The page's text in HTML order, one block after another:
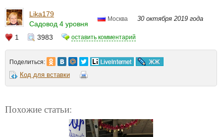
Lika179
Садовод 4 уровня
Москва 30 октября 2019 года
1 3983 оставить комментарий
Поделиться:
Код для вставки
Похожие статьи: